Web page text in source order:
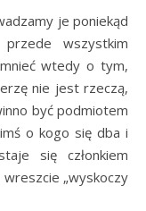
je poniekąd
wszystkim
wtedy o tym,
nie jest rzeczą,
być podmiotem
o kogo się dba i
się członkiem
„wyskoczy